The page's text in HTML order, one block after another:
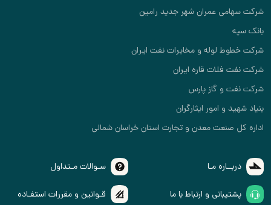
شرکت سهامی عمران شهر جدید رامین
بانک سپه
شرکت خطوط لوله و مخابرات نفت ایران
شرکت نفت فلات قاره ایران
شرکت نفت و گاز پارس
بنیاد شهید و امور ایثارگران
اداره کل صنعت معدن و تجارت استان خراسان شمالی
دربــاره مـا سـوالات مـتداول
پشتیبانی و ارتباط با ما قـوانین و مقررات استفـاده